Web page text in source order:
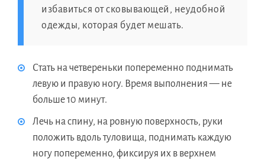
избавиться от сковывающей, неудобной
одежды, которая будет мешать.
Стать на четвереньки попеременно поднимать
левую и правую ногу. Время выполнения — не
больше 10 минут.
Лечь на спину, на ровную поверхность, руки
положить вдоль туловища, поднимать каждую
ногу попеременно, фиксируя их в верхнем